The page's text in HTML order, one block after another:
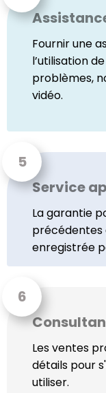
Fournir une
l’utilisation
problèmes,
vidéo.
Service
La garantie
précédentes
enregistrée
Les ventes
détails pour
utiliser.